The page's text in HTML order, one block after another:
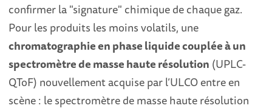
confirmer la "signature" chimique de chaque gaz.
Pour les produits les moins volatils, une
chromatographie en phase liquide couplée à un
spectromètre de masse haute résolution (UPLC-
QToF) nouvellement acquise par l’ULCO entre en
scène : le spectromètre de masse haute résolution